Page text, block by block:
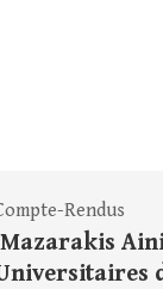
Rendus
Mazarakis